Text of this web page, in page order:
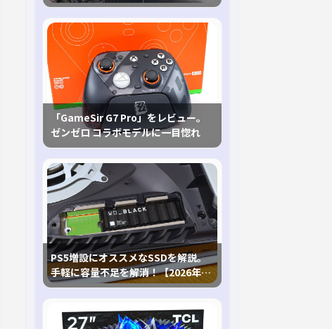
「GameSir G7 Pro」をレビュー。
ゼンゼロ コラボモデルに一目惚れ
PS5増設にオススメなSSDを解説。
手軽に容量不足を解消！【2026年最
新、PS5 Proにも対応】